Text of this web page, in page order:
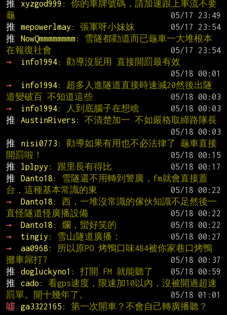
推 xyzgod999 : 你的車牌號碼，請加速跟上車流不要
龜
推
mepowerlmay : 張軍呀小妹妹
推
NowQmmmmmmmm: 雪隧都勸道而已龜車一大堆根本
在報復社會
→
info1994: 勸導沒屁用 直接開罰最有效
→
info1994: 超多人進隧道直接時速減20然後出隧
道變破百 不知道這些
→
info1994: 人到底腦子在想啥
推
AustinRivers : 不清楚加一 不如嚴格取締路隊長
推
nisi0773 : 勸導如果有用也不必法律了 龜車直接
開罰啦！
推
lplpyy : 跟里長有得比
推
Danto18 : 雪隧還不用轉到警廣，fm就會直接蓋
台，這種基本常識的東
→
Danto18 : 西，一堆沒常識的傢伙知識不足然後一
直怪隧道怪廣播設備
→
Danto18 : 爛，蠻好笑的
→
tingiy : 雪山隧道廣播：
→
aa0968 : 所以原PO 烤鴨口味484被你家巷口烤鴨
攤車屌打?
推
dogluckyno1 : 打開 FM 就能聽了
推
cado : 看gps速度，限速加10以內，沒被開過超速
罰單。開十幾年了。
噓
ga3322165 : 第一次開車？不會自己轉廣播聽？